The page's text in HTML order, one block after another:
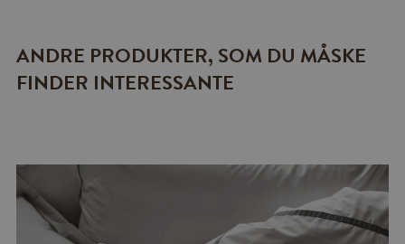
ANDRE PRODUKTER, SOM DU MÅSKE
FINDER INTERESSANTE